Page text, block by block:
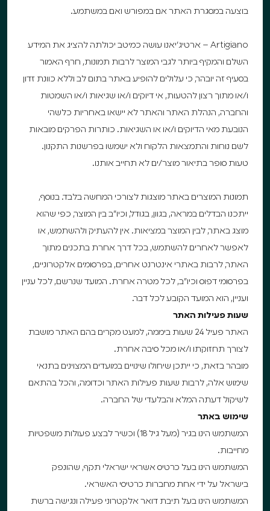
בוצעה במסגרת האתר אם במפורש ואם במשתמע.
Artigiano – ארטיג’יאנו עושה כמיטב יכולתה להציג את המידע
השלם והמקיף ביותר לגבי המוצר לרבות תמונות, חרף האמור
בסעיף זה יובהר, כי עלולים להופיע באתר בתום לב וללא כוונת זדון
ו/או מתוך רצון להטעות, אי דיוקים ו/או שגיאות ו/או השמטות
והחברה, הנהלת האתר והאתר לא יישאו באחריות כלשהי
הנובעת מאי הדיוקים ו/או או השגיאות. כותרות הפרקים מובאות
לשם נוחות והתמצאות הלקוח ולא ישמשו בפרשנות התקנון.
טעות סופר בתיאור מוצר/ים לא תחייב אותנו.
תמונות המוצרים באתר מוצגות לצורכי המחשה בלבד. בנוסף,
ייתכנו הבדלים במראה, בגוון, בגודל, וכיו”ב בין המוצר, כפי שהוא
מוצג באתר, לבין המוצר במציאות. אין להעתיק ולהשתמש, או
לאפשר לאחרים להשתמש, בכל דרך אחרת בתכנים מתוך
האתר, לרבות באתרי אינטרנט אחרים, בפרסומים אלקטרוניים,
בפרסומי דפוס וכיו”ב, לכל מטרה אחרת. המועד שנרשם, לכל עניין
ועניין, הוא המועד הקובע לכל דבר.
שעות פעילות האתר
האתר פעיל 24 שעות ביממה, למעט מקרים בהם האתר מושבת
לצורך תחזוקתו ו/או מכל סיבה אחרת.
מובהר בזאת, כי ייתכן שיחולו שינויים במועדים המצוינים בתנאי
שימוש אלה, לרבות שעות פעילות האתר וכדומה, והכל בהתאם
לשיקול דעתה המלא והבלעדי של החברה.
שימוש באתר
המשתמש הינו בגיר (מעל גיל 18) וכשיר לבצע פעולות משפטיות
מחייבות.
המשתמש הינו בעל כרטיס אשראי ישראלי תקף, שהונפק
בישראל על ידי אחת מחברות כרטיסי האשראי.
המשתמש הינו בעל תיבת דואר אלקטרוני פעילה ונגישה ברשת